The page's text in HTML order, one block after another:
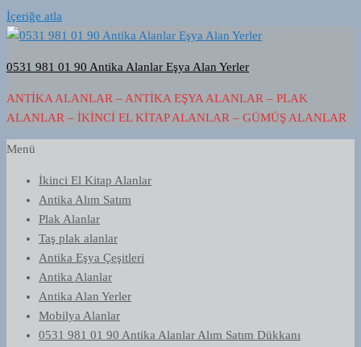
İçeriğe atla
0531 981 01 90 Antika Alanlar Eşya Alan Yerler
ANTIKA ALANLAR – ANTIKA EŞYA ALANLAR – PLAK
ALANLAR – İKINCI EL KITAP ALANLAR – GÜMÜŞ ALANLAR
Menü
İkinci El Kitap Alanlar
Antika Alım Satım
Plak Alanlar
Taş plak alanlar
Antika Eşya Çeşitleri
Antika Alanlar
Antika Alan Yerler
Mobilya Alanlar
0531 981 01 90 Antika Alanlar Alım Satım Dükkanı